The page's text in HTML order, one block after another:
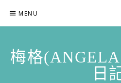
content
MENU
梅格
日